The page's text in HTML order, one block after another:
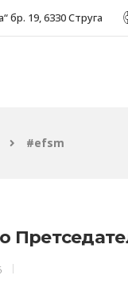
бр. 19, 6330 Струга
#efsm